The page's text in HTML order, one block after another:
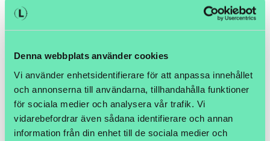
Denna webbplats använder cookies
Vi använder enhetsidentifierare för att anpassa innehållet
och annonserna till användarna, tillhandahålla funktioner
för sociala medier och analysera vår trafik. Vi
vidarebefordrar även sådana identifierare och annan
information från din enhet till de sociala medier och
Video: Logtrade i sammarbete med
Iowa State University